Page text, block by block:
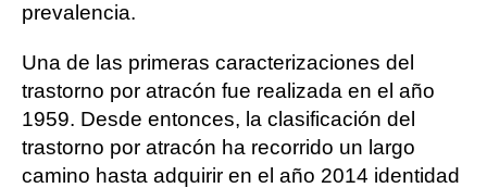
prevalencia.
Una de las primeras caracterizaciones del
trastorno por atracón fue realizada en el año
1959. Desde entonces, la clasificación del
trastorno por atracón ha recorrido un largo
camino hasta adquirir en el año 2014 identidad